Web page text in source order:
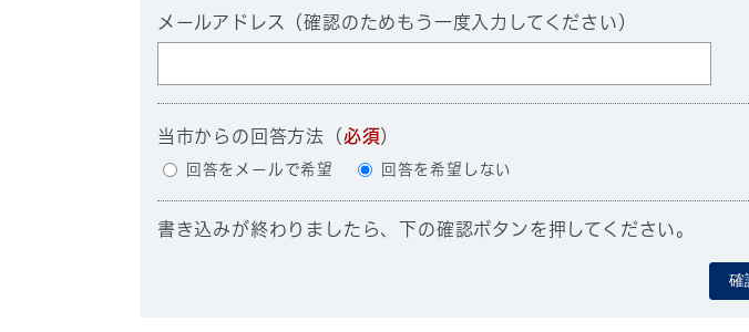
メールアドレス（確認のためもう一度入力してください）
当市からの回答方法 （必須）
回答をメールで希望 回答を希望しない
書き込みが終わりましたら、下の確認ボタンを押してください。
確